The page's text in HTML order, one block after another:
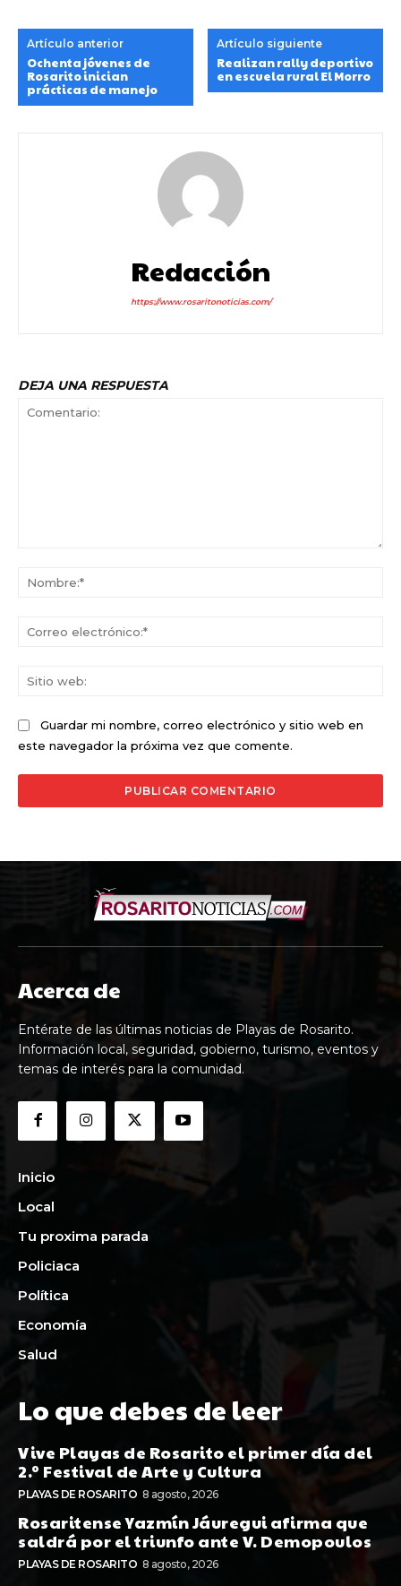
Artículo anterior
Ochenta jóvenes de
Rosarito inician
prácticas de manejo
Artículo siguiente
Realizan rally deportivo
en escuela rural El Morro
Redacción
https://www.rosaritonoticias.com/
DEJA UNA RESPUESTA
Guardar mi nombre, correo electrónico y sitio web en
este navegador la próxima vez que comente.
Acerca de
Entérate de las últimas noticias de Playas de Rosarito.
Información local, seguridad, gobierno, turismo, eventos y
temas de interés para la comunidad.
Inicio
Local
Tu proxima parada
Policiaca
Política
Economía
Salud
Lo que debes de leer
Vive Playas de Rosarito el primer día del
2.º Festival de Arte y Cultura
PLAYAS DE ROSARITO 8 agosto, 2026
Rosaritense Yazmín Jáuregui afirma que
saldrá por el triunfo ante V. Demopoulos
PLAYAS DE ROSARITO 8 agosto, 2026